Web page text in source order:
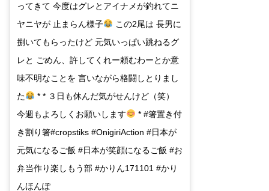
ってきて 今度はグレとアイナメが釣れてニ
ヤニヤが 止まらん様子
この2尾は 長男に
捌いてもらったけど 元気いっぱい跳ねるグ
レと ごめん、許してくれー頼むわーとか意
味不明なことを 言いながら格闘しとりまし
た
* * ３日も休んだ気がせんけど（笑）
今週もよろしくお願いします
* #箸置き付
き割り箸#cropstiks #OnigiriAction #日本が
元気になるご飯 #日本が笑顔になるご飯 #お
弁当作り楽しもう部 #かりん171101 #かり
んほんぽ